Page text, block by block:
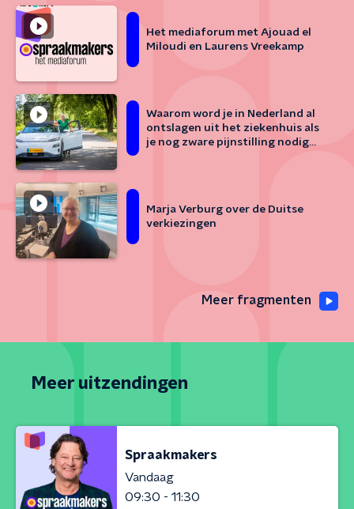
Het mediaforum met Ajouad el
Miloudi en Laurens Vreekamp
Waarom word je in Nederland al
ontslagen uit het ziekenhuis als
je nog zware pijnstilling nodig
Marja Verburg over de Duitse
verkiezingen
Meer fragmenten
Meer uitzendingen
Spraakmakers
Vandaag
09:30 - 11:30